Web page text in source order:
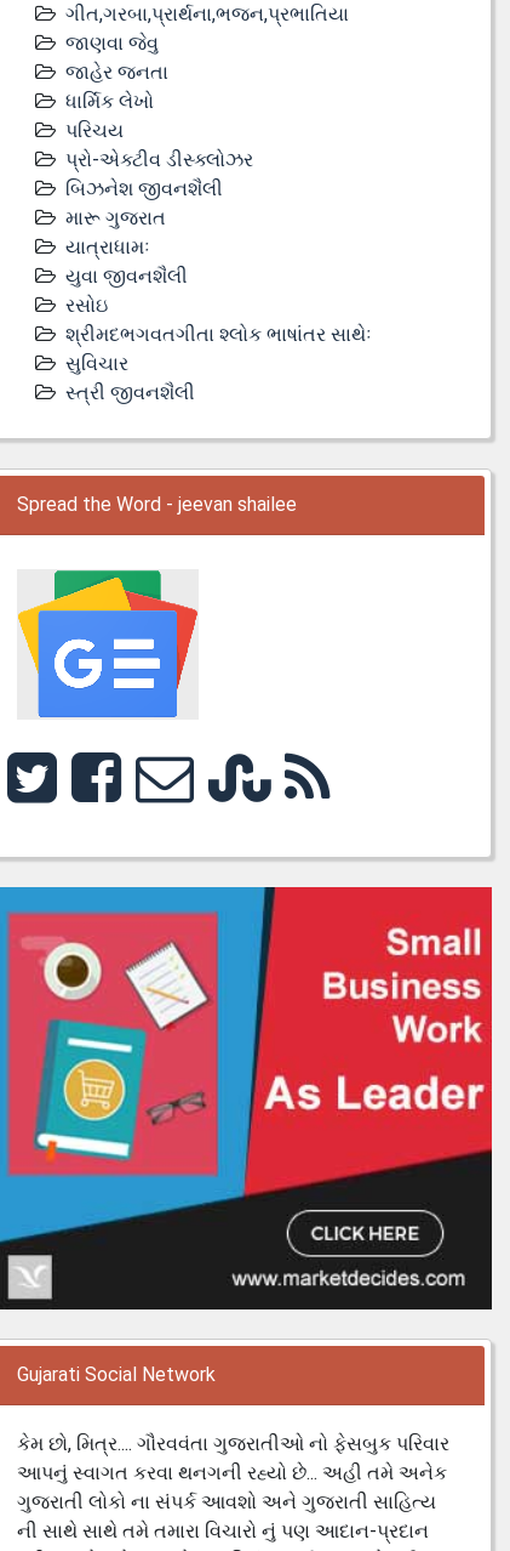
ગીત,ગરબા,પ્રાર્થના,ભજન,પ્રભાતિયા
જાણવા જેવુ
જાહેર જનતા
ધાર્મિક લેખો
પરિચય
પ્રો-એક્ટીવ ડીસ્‍ક્લોઝર
બિઝનેશ જીવનશૈલી
મારૂ ગુજરાત
યાત્રાધામઃ
યુવા જીવનશૈલી
રસોઇ
શ્રીમદભગવતગીતા શ્લોક ભાષાંતર સાથેઃ
સુવિચાર
સ્ત્રી જીવનશૈલી
Spread the Word - jeevan shailee
Gujarati Social Network
કેમ છો, મિત્ર.... ગૌરવવંતા ગુજરાતીઓ નો ફેસબુક પરિવાર
આપનું સ્વાગત કરવા થનગની રહ્યો છે... અહી તમે અનેક
ગુજરાતી લોકો ના સંપર્ક આવશો અને ગુજરાતી સાહિત્ય
ની સાથે સાથે તમે તમારા વિચારો નું પણ આદાન-પ્રદાન